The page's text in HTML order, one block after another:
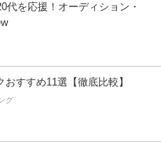
代を応援！オーディション・
すすめ11選【徹底比較】
グ